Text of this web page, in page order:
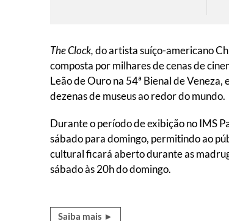
The Clock,do artista suíço-americano
composta por milhares de cenas de
Leão de Ouro na 54ª Bienal de
dezenas de museus ao redor do mundo.
Durante o período de exibição no IMS
sábado para domingo, permitindo ao
cultural ficará aberto durante as
sábado às 20h do domingo.
Saiba mais ►